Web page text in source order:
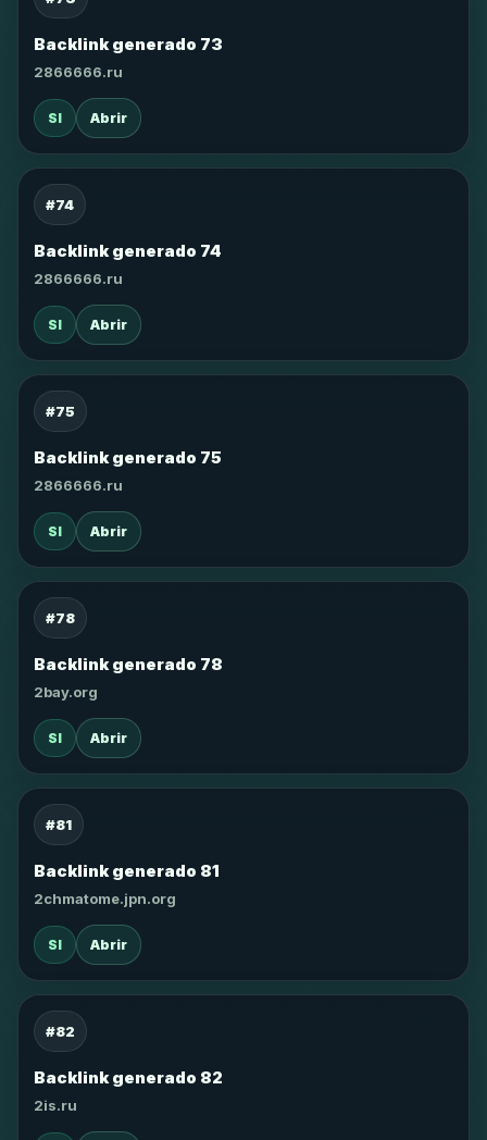
Backlink generado 73
2866666.ru
SI Abrir
#74
Backlink generado 74
2866666.ru
SI Abrir
#75
Backlink generado 75
2866666.ru
SI Abrir
#78
Backlink generado 78
2bay.org
SI Abrir
#81
Backlink generado 81
2chmatome.jpn.org
SI Abrir
#82
Backlink generado 82
2is.ru